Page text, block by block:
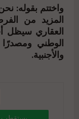
واختتم بقوله:
المزيد من
العقاري سيظل
الوطني ومصدرًا
والأجنبية.